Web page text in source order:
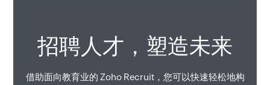
招聘人才，塑造未来
借助面向教育业的 Zoho Recruit，您可以快速轻松地构